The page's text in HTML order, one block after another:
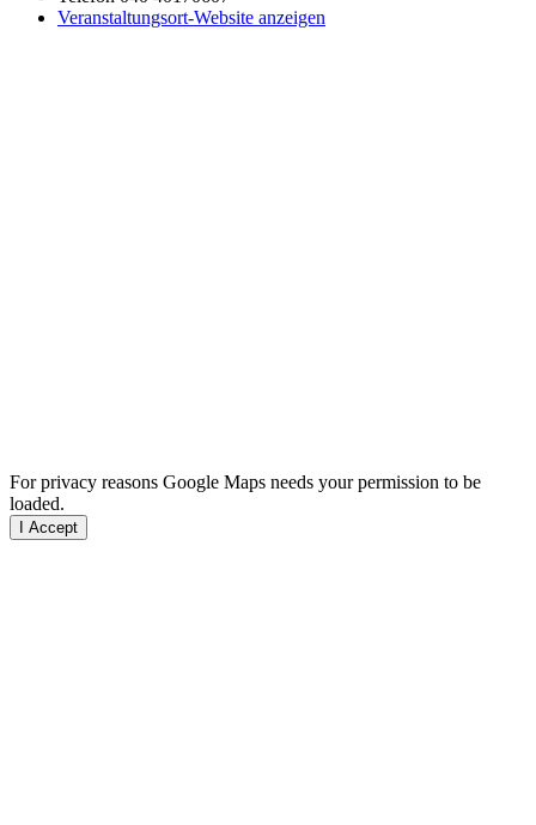
Veranstaltungsort-Website anzeigen
For privacy reasons Google Maps needs your permission to be
loaded.
I Accept